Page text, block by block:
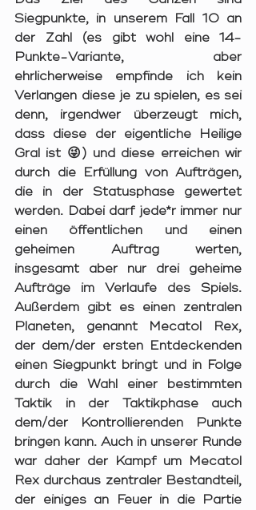
Siegpunkte, in unserem Fall 10 an
der Zahl (es gibt wohl eine 14-
Punkte-Variante, aber
ehrlicherweise empfinde ich kein
Verlangen diese je zu spielen, es sei
denn, irgendwer überzeugt mich,
dass diese der eigentliche Heilige
Gral ist 😜) und diese erreichen wir
durch die Erfüllung von Aufträgen,
die in der Statusphase gewertet
werden. Dabei darf jede*r immer nur
einen öffentlichen und einen
geheimen Auftrag werten,
insgesamt aber nur drei geheime
Aufträge im Verlaufe des Spiels.
Außerdem gibt es einen zentralen
Planeten, genannt Mecatol Rex,
der dem/der ersten Entdeckenden
einen Siegpunkt bringt und in Folge
durch die Wahl einer bestimmten
Taktik in der Taktikphase auch
dem/der Kontrollierenden Punkte
bringen kann. Auch in unserer Runde
war daher der Kampf um Mecatol
Rex durchaus zentraler Bestandteil,
der einiges an Feuer in die Partie